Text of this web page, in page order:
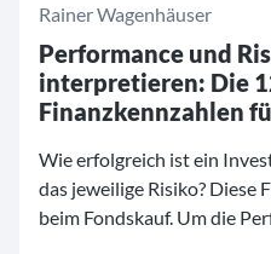
Rainer Wagenhäuser
Performance und
interpretieren: Die
Finanzkennzahlen
Wie erfolgreich ist ein
das jeweilige Risiko? Diese
beim Fondskauf. Um die